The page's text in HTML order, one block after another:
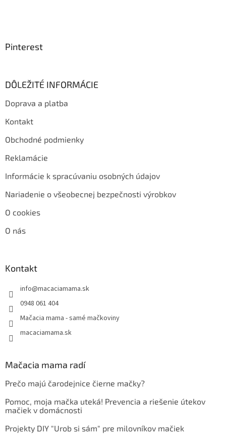
Pinterest
DÔLEŽITÉ INFORMÁCIE
Doprava a platba
Kontakt
Obchodné podmienky
Reklamácie
Informácie k spracúvaniu osobných údajov
Nariadenie o všeobecnej bezpečnosti výrobkov
O cookies
O nás
Kontakt
info@macaciamama.sk
0948 061 404
Mačacia mama - samé mačkoviny
macaciamama.sk
Mačacia mama radí
Prečo majú čarodejnice čierne mačky?
Pomoc, moja mačka uteká! Prevencia a riešenie útekov
mačiek v domácnosti
Projekty DIY "Urob si sám" pre milovníkov mačiek